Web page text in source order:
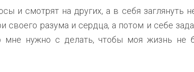
и смотрят на других, а в себя заглянуть
своего разума и сердца, а потом и себе
мне нужно с делать, чтобы моя жизнь не